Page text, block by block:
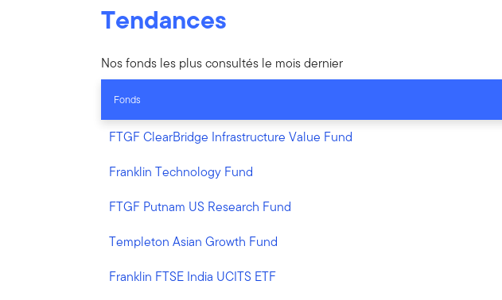
Tendances
Nos fonds les plus consultés le mois dernier
Fonds
FTGF ClearBridge Infrastructure Value Fund
Franklin Technology Fund
FTGF Putnam US Research Fund
Templeton Asian Growth Fund
Franklin FTSE India UCITS ETF